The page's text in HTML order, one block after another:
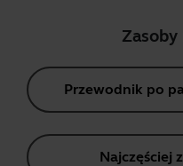
Przewodnik po
Najczęściej